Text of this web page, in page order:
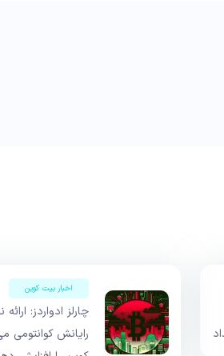
اخبار بیت کوین
چارلز ادواردز:
رایانش کوانتومی